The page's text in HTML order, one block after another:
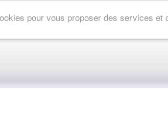
pour vous proposer des services